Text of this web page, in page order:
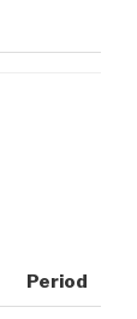
Period